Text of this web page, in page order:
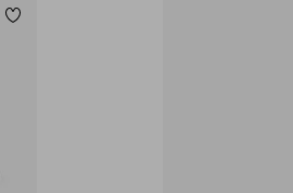
Lägg till i favoriter